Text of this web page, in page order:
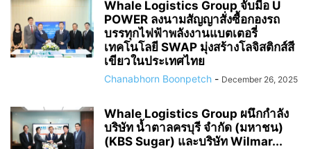
Whale Logistics Group จับมือ U
POWER ลงนามสัญญาสั่งซื้อกองรถ
บรรทุกไฟฟ้าพลังงานแบตเตอรี่
เทคโนโลยี SWAP มุ่งสร้างโลจิสติกส์สี
เขียวในประเทศไทย
Chanabhorn Boonpetch - December 26, 2025
Whale Logistics Group ผนึกกำลัง
บริษัท น้ำตาลครบุรี จำกัด (มหาชน)
(KBS Sugar) และบริษัท Wilmar...